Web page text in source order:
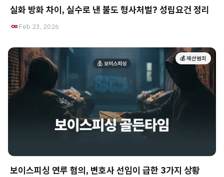
실화 방화 차이, 실수로 낸 불도 형사처벌? 성립요건 정리
Feb 23, 2026
💰 재산범죄
보이스피싱 연루 혐의, 변호사 선임이 급한 3가지 상황